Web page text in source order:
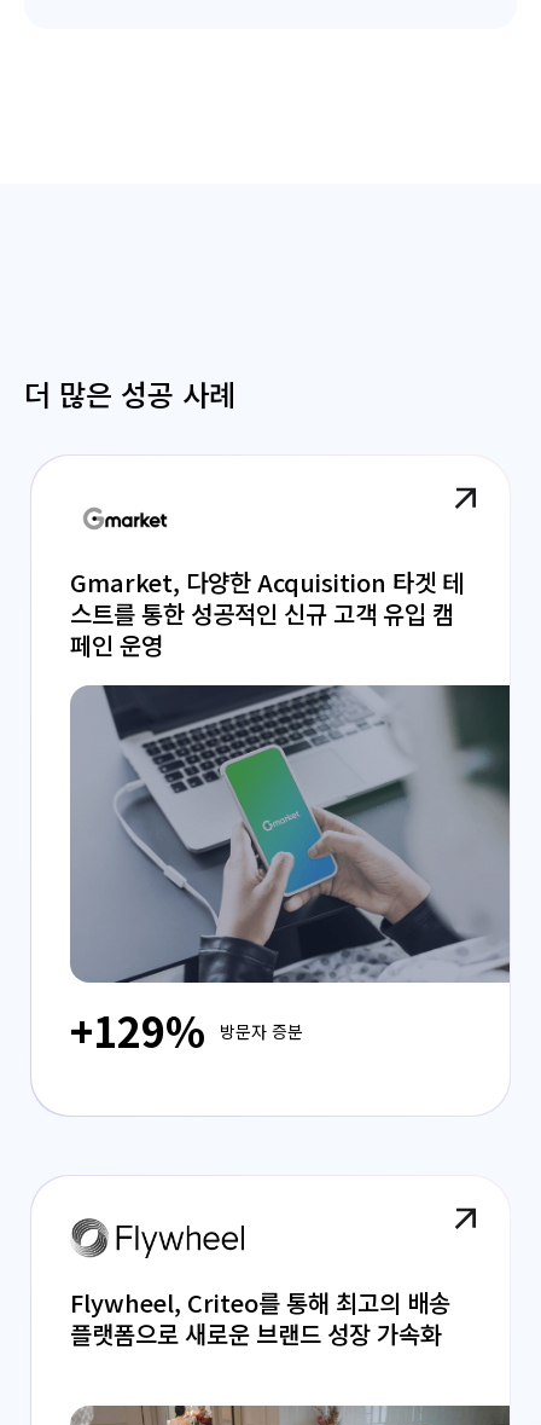
더 많은 성공 사례
Gmarket, 다양한 Acquisition 타겟 테
스트를 통한 성공적인 신규 고객 유입 캠
페인 운영
+129% 방문자 증분
Flywheel, Criteo를 통해 최고의 배송
플랫폼으로 새로운 브랜드 성장 가속화